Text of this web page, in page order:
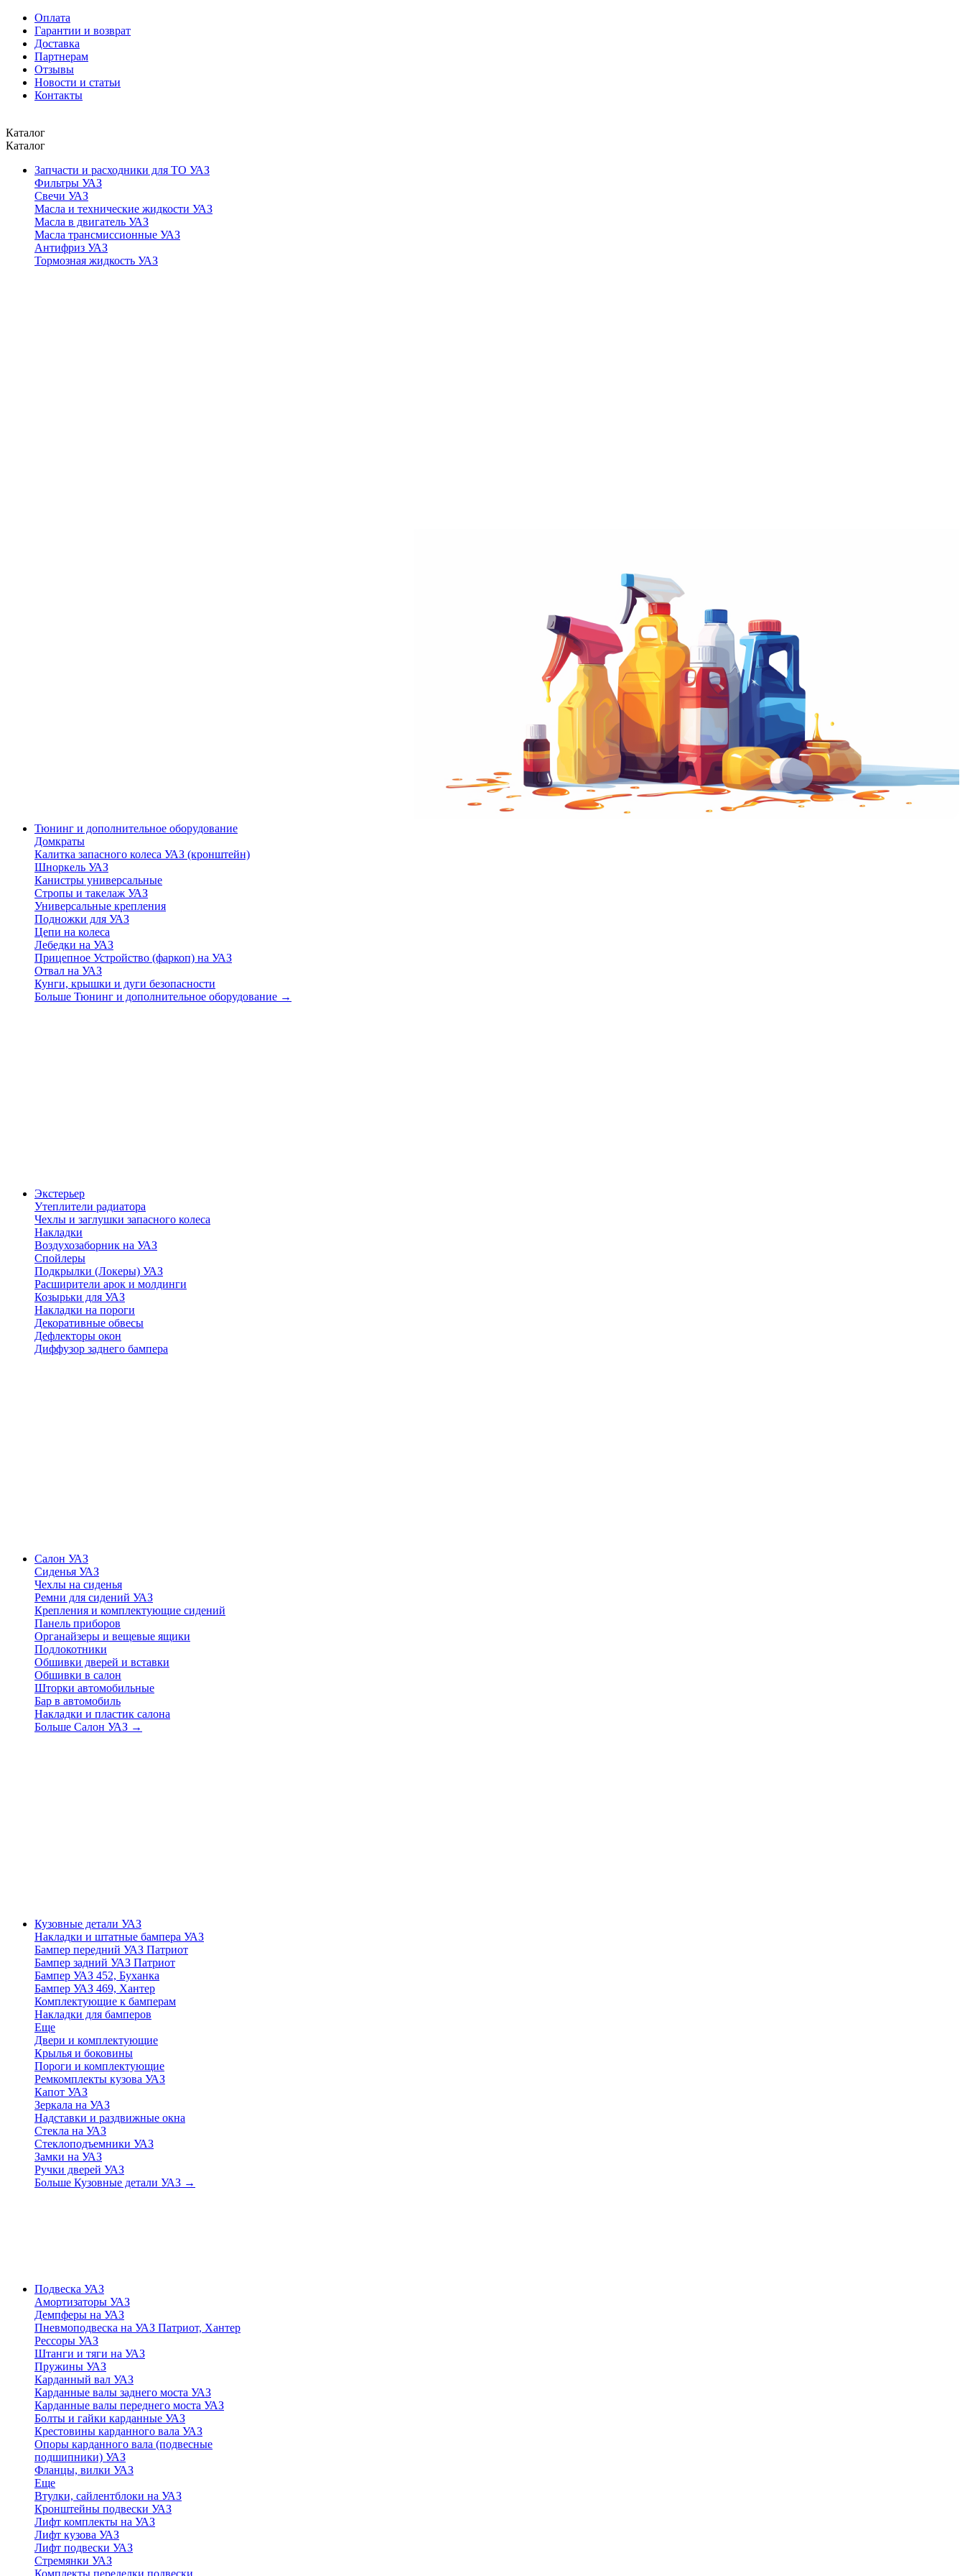
Оплата
Гарантии и возврат
Доставка
Партнерам
Отзывы
Новости и статьи
Контакты
Каталог
Каталог
Запчасти и расходники для ТО УАЗ
Фильтры УАЗ
Свечи УАЗ
Масла и технические жидкости УАЗ
Масла в двигатель УАЗ
Масла трансмиссионные УАЗ
Антифриз УАЗ
Тормозная жидкость УАЗ
Тюнинг и дополнительное оборудование
Домкраты
Калитка запасного колеса УАЗ (кронштейн)
Шноркель УАЗ
Канистры универсальные
Стропы и такелаж УАЗ
Универсальные крепления
Подножки для УАЗ
Цепи на колеса
Лебедки на УАЗ
Прицепное Устройство (фаркоп) на УАЗ
Отвал на УАЗ
Кунги, крышки и дуги безопасности
Больше Тюнинг и дополнительное оборудование →
Экстерьер
Утеплители радиатора
Чехлы и заглушки запасного колеса
Накладки
Воздухозаборник на УАЗ
Спойлеры
Подкрылки (Локеры) УАЗ
Расширители арок и молдинги
Козырьки для УАЗ
Накладки на пороги
Декоративные обвесы
Дефлекторы окон
Диффузор заднего бампера
Салон УАЗ
Сиденья УАЗ
Чехлы на сиденья
Ремни для сидений УАЗ
Крепления и комплектующие сидений
Панель приборов
Органайзеры и вещевые ящики
Подлокотники
Обшивки дверей и вставки
Обшивки в салон
Шторки автомобильные
Бар в автомобиль
Накладки и пластик салона
Больше Салон УАЗ →
Кузовные детали УАЗ
Накладки и штатные бампера УАЗ
Бампер передний УАЗ Патриот
Бампер задний УАЗ Патриот
Бампер УАЗ 452, Буханка
Бампер УАЗ 469, Хантер
Комплектующие к бамперам
Накладки для бамперов
Еще
Двери и комплектующие
Крылья и боковины
Пороги и комплектующие
Ремкомплекты кузова УАЗ
Капот УАЗ
Зеркала на УАЗ
Надставки и раздвижные окна
Стекла на УАЗ
Стеклоподъемники УАЗ
Замки на УАЗ
Ручки дверей УАЗ
Больше Кузовные детали УАЗ →
Подвеска УАЗ
Амортизаторы УАЗ
Демпферы на УАЗ
Пневмоподвеска на УАЗ Патриот, Хантер
Рессоры УАЗ
Штанги и тяги на УАЗ
Пружины УАЗ
Карданный вал УАЗ
Карданные валы заднего моста УАЗ
Карданные валы переднего моста УАЗ
Болты и гайки карданные УАЗ
Крестовины карданного вала УАЗ
Опоры карданного вала (подвесные
подшипники) УАЗ
Фланцы, вилки УАЗ
Еще
Втулки, сайлентблоки на УАЗ
Кронштейны подвески УАЗ
Лифт комплекты на УАЗ
Лифт кузова УАЗ
Лифт подвески УАЗ
Стремянки УАЗ
Комплекты переделки подвески